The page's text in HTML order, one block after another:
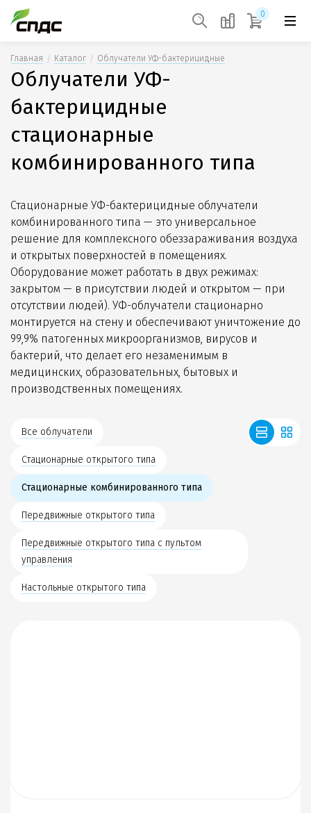
0
Главная Каталог Облучатели УФ-бактерицидные
Облучатели УФ-
бактерицидные
стационарные
комбинированного типа
Стационарные УФ-бактерицидные облучатели
комбинированного типа — это универсальное
решение для комплексного обеззараживания воздуха
и открытых поверхностей в помещениях.
Оборудование может работать в двух режимах:
закрытом — в присутствии людей и открытом — при
отсутствии людей). УФ-облучатели стационарно
монтируется на стену и обеспечивают уничтожение до
99,9% патогенных микроорганизмов, вирусов и
бактерий, что делает его незаменимым в
медицинских, образовательных, бытовых и
производственных помещениях.
Все облучатели
Стационарные открытого типа
Стационарные комбинированного типа
Передвижные открытого типа
Передвижные открытого типа с пультом
управления
Настольные открытого типа